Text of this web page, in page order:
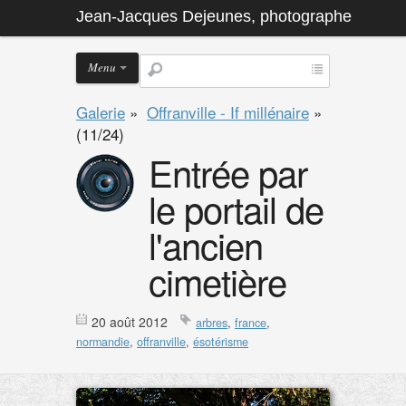
Jean-Jacques Dejeunes, photographe
Menu
Galerie » Offranville - If millénaire »
(11/24)
Entrée par
le portail de
l'ancien
cimetière
20 août 2012 arbres, france,
normandie, offranville, ésotérisme